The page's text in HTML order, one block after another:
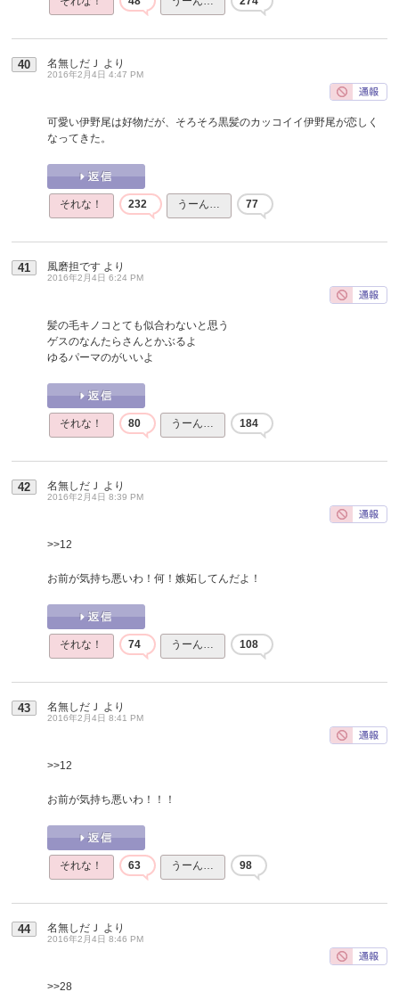
40 名無しだＪ より
2016年2月4日 4:47 PM
可愛い伊野尾は好物だが、そろそろ黒髪のカッコイイ伊野尾が恋しく
なってきた。
それな！ 232 うーん… 77
41 風磨担です より
2016年2月4日 6:24 PM
髪の毛キノコとても似合わないと思う
ゲスのなんたらさんとかぶるよ
ゆるパーマのがいいよ
それな！ 80 うーん… 184
42 名無しだＪ より
2016年2月4日 8:39 PM
>>12
お前が気持ち悪いわ！何！嫉妬してんだよ！
それな！ 74 うーん… 108
43 名無しだＪ より
2016年2月4日 8:41 PM
>>12
お前が気持ち悪いわ！！！
それな！ 63 うーん… 98
44 名無しだＪ より
2016年2月4日 8:46 PM
>>28